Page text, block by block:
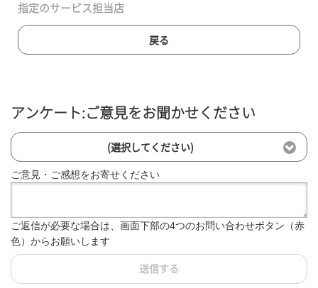
指定のサービス担当店
戻る
アンケート:ご意見をお聞かせください
(選択してください)
ご意見・ご感想をお寄せください
ご返信が必要な場合は、画面下部の4つのお問い合わせボタン（赤
色）からお願いします
送信する